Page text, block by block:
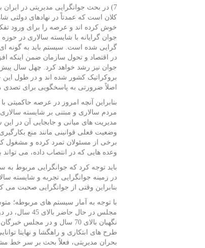
7) در بحث جوانگرایی مدیریتی در
کلان است که عمدتاً در نهادهای دولتی
خوش کرده اند و عرصه را برای ورود
جوان گرایانه با شایسته سالاری در
گرایی شده است. سیستم باید به گونه ای
در اقتصاد و تحول سازمان ضمن اینکه
جوان نیز رشد خواهد کرد. چهل سال پیش
بروکراتیک کشور شده اند و در طول
اصلاً ضرورتی به پاسخگویی برای تصدی
بنابراین آنچه امروز در عرصه حاکمیتی
مردم سالاری و مبتنی بر شایسته
مدیریت های میانی و جابجایی آن در
وضعیت فعلی قوانینی مانند منع
برخی از مسئولان تمرد کرده و مشغول
وعده هایی که در انتصاب داده، می تواند
باید توجه کرد که جوانگرایی مربوط
در زمینه جوانگرایی تجربه و شایسته
بنابراین وقتی از جوانگرایی صحبت می
طرح های ابتکاری و راهگشا و نهایتا
بحران مدیریتی، فعلاً بحث بر سر